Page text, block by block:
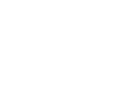
von Inhalten
durch Statistiken oder Kombinationen von
der Angebote